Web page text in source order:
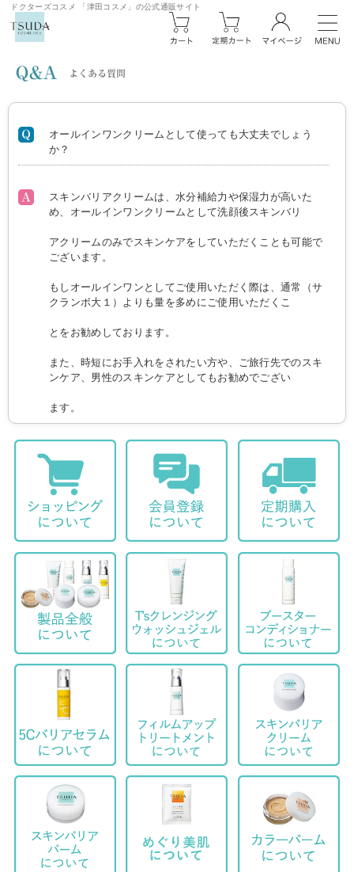
ドクターズコスメ 「津田コスメ」の公式通販サイト
オールインワンクリームとして使っても大丈夫でしょう
か？
スキンバリアクリームは、水分補給力や保湿力が高いた
め、オールインワンクリームとして洗顔後スキンバリ
アクリームのみでスキンケアをしていただくことも可能で
ございます。
もしオールインワンとしてご使用いただく際は、通常（サ
クランボ大１）よりも量を多めにご使用いただくこ
とをお勧めしております。
また、時短にお手入れをされたい方や、ご旅行先でのスキ
ンケア、男性のスキンケアとしてもお勧めでござい
ます。